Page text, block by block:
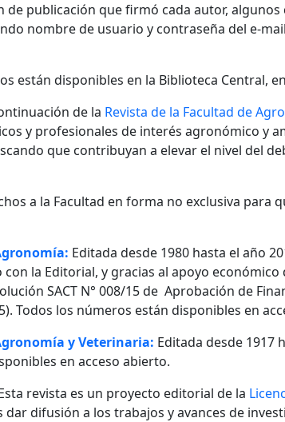
de publicación que firmó cada autor,
nombre de usuario y contraseña del e-
están disponibles en la Biblioteca Central,
de la Revista de la Facultad de
y profesionales de interés agronómico y
que contribuyan a elevar el nivel del
a la Facultad en forma no exclusiva
Editada desde 1980 hasta el año
la Editorial, y gracias al apoyo
SACT N° 008/15 de Aprobación de
Todos los números están disponibles en
y Veterinaria: Editada desde 1917
en acceso abierto.
revista es un proyecto editorial de la
dar difusión a los trabajos y avances de